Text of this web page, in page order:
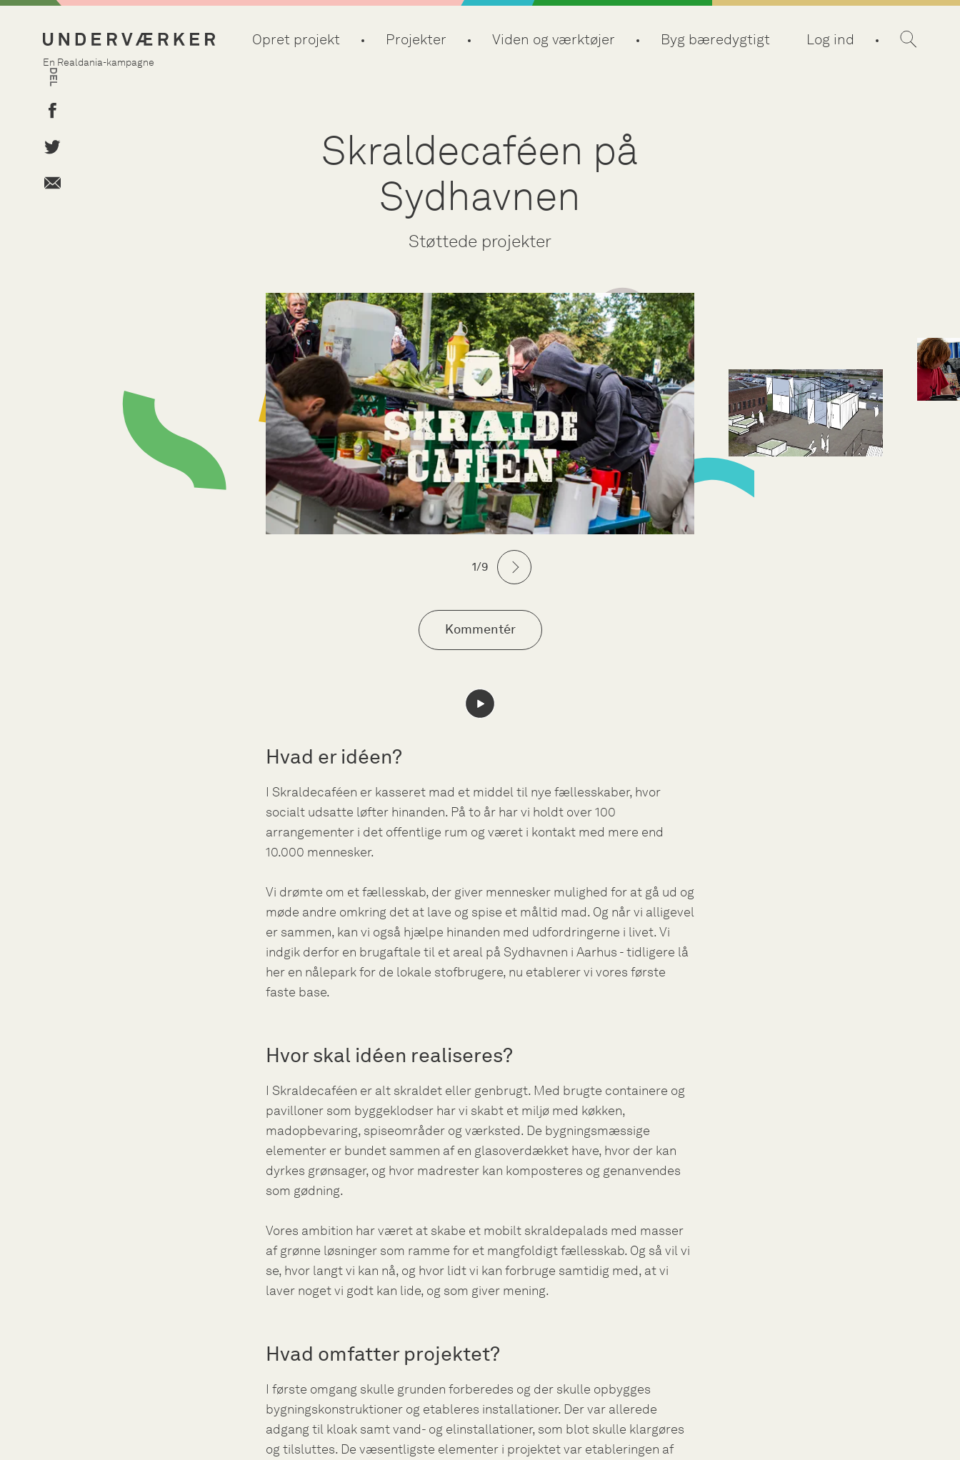
En Realdania-kampagne
Opret projekt Projekter Viden og værktøjer Byg bæredygtigt Log ind
Skraldecaféen på
Sydhavnen
Støttede projekter
1/9
Kommentér
Hvad er idéen?
I Skraldecaféen er kasseret mad et middel til nye fællesskaber, hvor
socialt udsatte løfter hinanden. På to år har vi holdt over 100
arrangementer i det offentlige rum og været i kontakt med mere end
10.000 mennesker.
Vi drømte om et fællesskab, der giver mennesker mulighed for at gå ud og
møde andre omkring det at lave og spise et måltid mad. Og når vi alligevel
er sammen, kan vi også hjælpe hinanden med udfordringerne i livet. Vi
indgik derfor en brugaftale til et areal på Sydhavnen i Aarhus - tidligere lå
her en nålepark for de lokale stofbrugere, nu etablerer vi vores første
faste base.
Hvor skal idéen realiseres?
I Skraldecaféen er alt skraldet eller genbrugt. Med brugte containere og
pavilloner som byggeklodser har vi skabt et miljø med køkken,
madopbevaring, spiseområder og værksted. De bygningsmæssige
elementer er bundet sammen af en glasoverdækket have, hvor der kan
dyrkes grønsager, og hvor madrester kan komposteres og genanvendes
som gødning.
Vores ambition har været at skabe et mobilt skraldepalads med masser
af grønne løsninger som ramme for et mangfoldigt fællesskab. Og så vil vi
se, hvor langt vi kan nå, og hvor lidt vi kan forbruge samtidig med, at vi
laver noget vi godt kan lide, og som giver mening.
Hvad omfatter projektet?
I første omgang skulle grunden forberedes og der skulle opbygges
bygningskonstruktioner og etableres installationer. Der var allerede
adgang til kloak samt vand- og elinstallationer, som blot skulle klargøres
og tilsluttes. De væsentligste elementer i projektet var etableringen af
DEL